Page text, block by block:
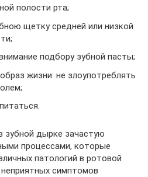
полости рта;
щетку средней или низкой
подбору зубной пасты;
жизни: не злоупотреблять
зубной дырке зачастую
процессами, которые
патологий в ротовой
симптомов